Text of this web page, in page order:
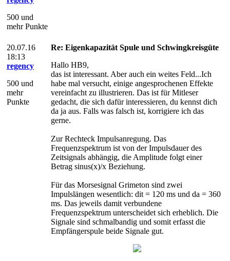
500 und
mehr Punkte
20.07.16
18:13
regency
500 und
mehr
Punkte
Re: Eigenkapazität Spule und Schwingkreisgüte
Hallo HB9,
das ist interessant. Aber auch ein weites Feld...Ich
habe mal versucht, einige angesprochenen Effekte
vereinfacht zu illustrieren. Das ist für Mitleser
gedacht, die sich dafür interessieren, du kennst dich
da ja aus. Falls was falsch ist, korrigiere ich das
gerne.
Zur Rechteck Impulsanregung. Das
Frequenzspektrum ist von der Impulsdauer des
Zeitsignals abhängig, die Amplitude folgt einer
Betrag sinus(x)/x Beziehung.
Für das Morsesignal Grimeton sind zwei
Impulslängen wesentlich: dit = 120 ms und da = 360
ms. Das jeweils damit verbundene
Frequenzspektrum unterscheidet sich erheblich. Die
Signale sind schmalbandig und somit erfasst die
Empfängerspule beide Signale gut.